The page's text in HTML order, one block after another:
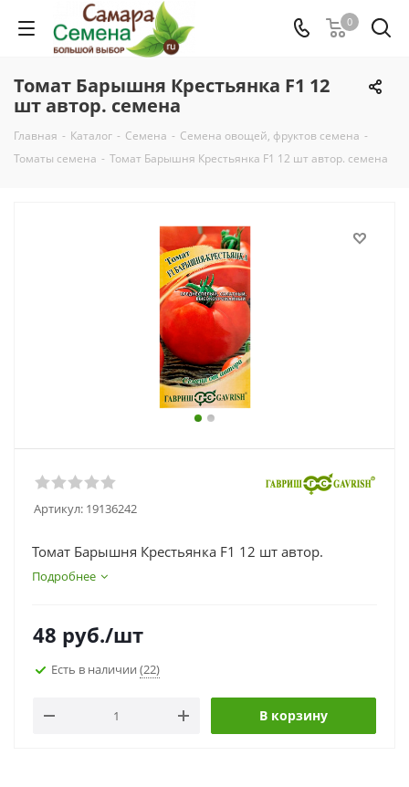
0
Томат Барышня Крестьянка F1 12
шт автор. семена
Главная - Каталог - Семена - Семена овощей, фруктов семена -
Томаты семена - Томат Барышня Крестьянка F1 12 шт автор. семена
Артикул: 19136242
Томат Барышня Крестьянка F1 12 шт автор.
Подробнее
48 руб./шт
Есть в наличии (22)
В корзину